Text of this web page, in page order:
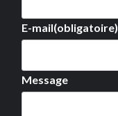
E-mail(obligatoire)
Message